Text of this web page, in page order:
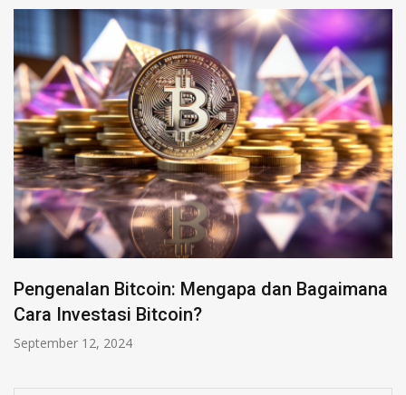
Bagaimana
Kiat Keuangan Keren Buat
Para Millennial!